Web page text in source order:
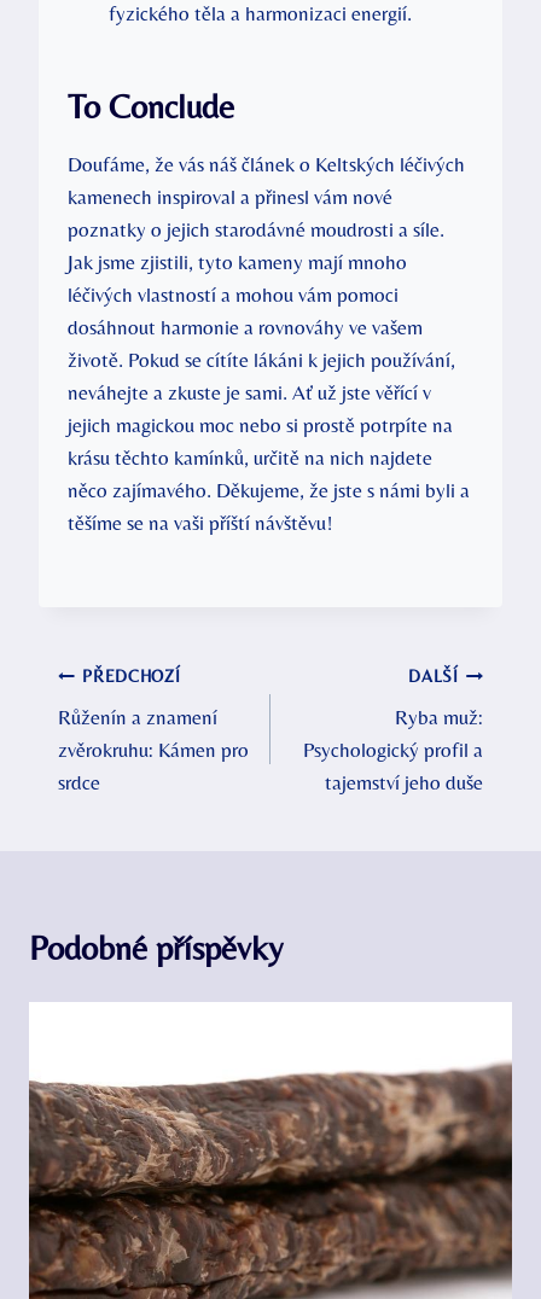
fyzického těla a harmonizaci energií.
To Conclude
Doufáme, že vás náš článek o Keltských léčivých
kamenech inspiroval a přinesl vám nové
poznatky o jejich starodávné moudrosti a síle.
Jak jsme zjistili, tyto kameny mají mnoho
léčivých vlastností a mohou vám pomoci
dosáhnout harmonie a rovnováhy ve vašem
životě. Pokud se cítíte lákáni k jejich používání,
neváhejte a zkuste je sami. Ať už jste věřící v
jejich magickou moc nebo si prostě potrpíte na
krásu těchto kamínků, určitě na nich najdete
něco zajímavého. Děkujeme, že jste s námi byli a
těšíme se na vaši příští návštěvu!
Navigace
pro
příspěvek
PŘEDCHOZÍ
Růženín a znamení
zvěrokruhu: Kámen pro
srdce
DALŠÍ
Ryba muž:
Psychologický profil a
tajemství jeho duše
Podobné příspěvky